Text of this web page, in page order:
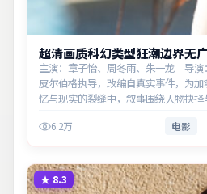
超清画质科幻类型狂潮边界无
主演：章子怡、周冬雨、朱一龙 导
皮尔伯格执导，改编自真实事件，为
忆与现实的裂缝中，叙事围绕人物抉
与现实意义。
6.2万 电影
★ 8.3